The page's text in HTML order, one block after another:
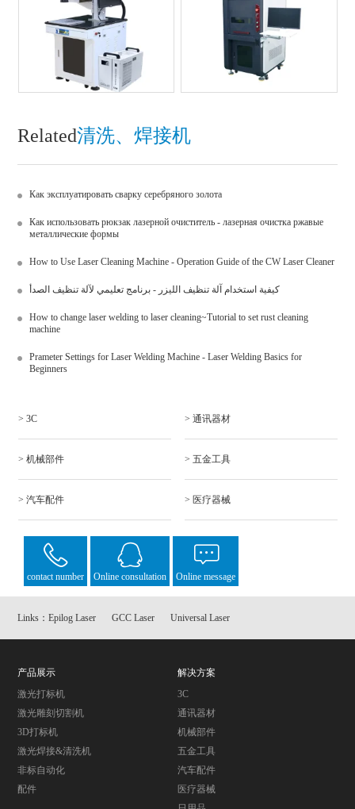
Related清洗、焊接机
Как эксплуатировать сварку серебряного золота
Как использовать рюкзак лазерной очиститель - лазерная очистка ржавые
металлические формы
How to Use Laser Cleaning Machine - Operation Guide of the CW Laser Cleaner
كيفية استخدام آلة تنظيف الليزر - برنامج تعليمي لآلة تنظيف الصدأ
How to change laser welding to laser cleaning~Tutorial to set rust cleaning
machine
Prameter Settings for Laser Welding Machine - Laser Welding Basics for
Beginners
> 3C > 通讯器材
> 机械部件 > 五金工具
> 汽车配件 > 医疗器械
contact number Online consultation Online message
Links：Epilog Laser GCC Laser Universal Laser
产品展示
激光打标机
激光雕刻切割机
3D打标机
激光焊接&清洗机
非标自动化
配件
解决方案
3C
通讯器材
机械部件
五金工具
汽车配件
医疗器械